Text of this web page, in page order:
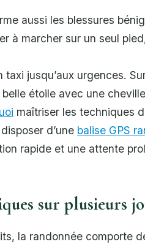
aussi les blessures
à marcher sur un seul
jusqu’aux urgences.
étoile avec une
maîtriser les techniques
d’une balise GPS
rapide et une attente
sur plusieurs
la randonnée comporte